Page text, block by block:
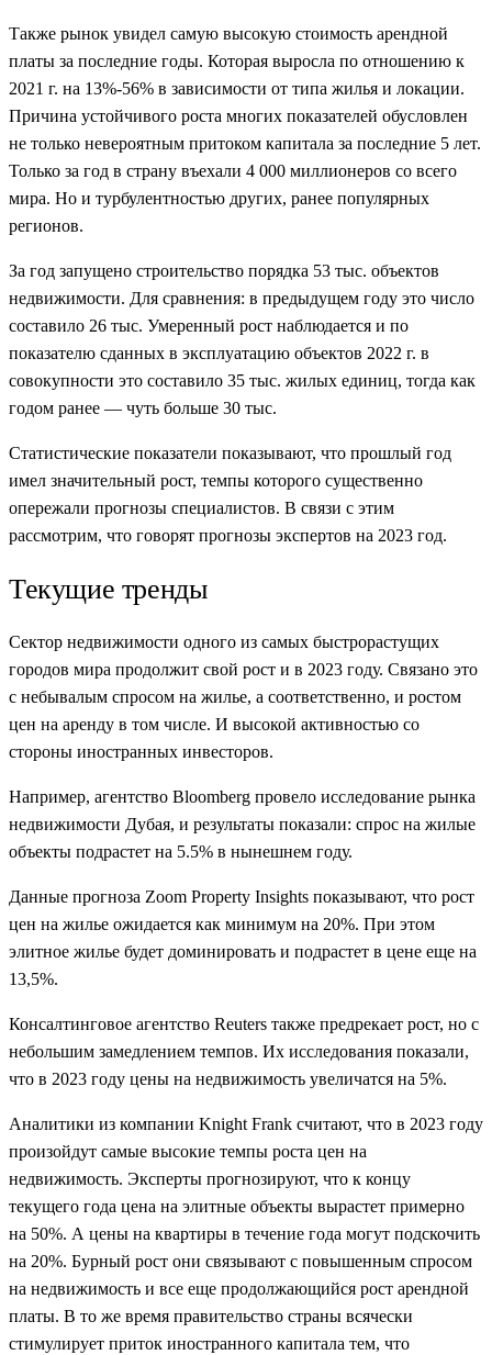
Также рынок увидел самую высокую стоимость арендной
платы за последние годы. Которая выросла по отношению к
2021 г. на 13%-56% в зависимости от типа жилья и локации.
Причина устойчивого роста многих показателей обусловлен
не только невероятным притоком капитала за последние 5 лет.
Только за год в страну въехали 4 000 миллионеров со всего
мира. Но и турбулентностью других, ранее популярных
регионов.
За год запущено строительство порядка 53 тыс. объектов
недвижимости. Для сравнения: в предыдущем году это число
составило 26 тыс. Умеренный рост наблюдается и по
показателю сданных в эксплуатацию объектов 2022 г. в
совокупности это составило 35 тыс. жилых единиц, тогда как
годом ранее — чуть больше 30 тыс.
Статистические показатели показывают, что прошлый год
имел значительный рост, темпы которого существенно
опережали прогнозы специалистов. В связи с этим
рассмотрим, что говорят прогнозы экспертов на 2023 год.
Текущие тренды
Сектор недвижимости одного из самых быстрорастущих
городов мира продолжит свой рост и в 2023 году. Связано это
с небывалым спросом на жилье, а соответственно, и ростом
цен на аренду в том числе. И высокой активностью со
стороны иностранных инвесторов.
Например, агентство Bloomberg провело исследование рынка
недвижимости Дубая, и результаты показали: спрос на жилые
объекты подрастет на 5.5% в нынешнем году.
Данные прогноза Zoom Property Insights показывают, что рост
цен на жилье ожидается как минимум на 20%. При этом
элитное жилье будет доминировать и подрастет в цене еще на
13,5%.
Консалтинговое агентство Reuters также предрекает рост, но с
небольшим замедлением темпов. Их исследования показали,
что в 2023 году цены на недвижимость увеличатся на 5%.
Аналитики из компании Knight Frank считают, что в 2023 году
произойдут самые высокие темпы роста цен на
недвижимость. Эксперты прогнозируют, что к концу
текущего года цена на элитные объекты вырастет примерно
на 50%. А цены на квартиры в течение года могут подскочить
на 20%. Бурный рост они связывают с повышенным спросом
на недвижимость и все еще продолжающийся рост арендной
платы. В то же время правительство страны всячески
стимулирует приток иностранного капитала тем, что